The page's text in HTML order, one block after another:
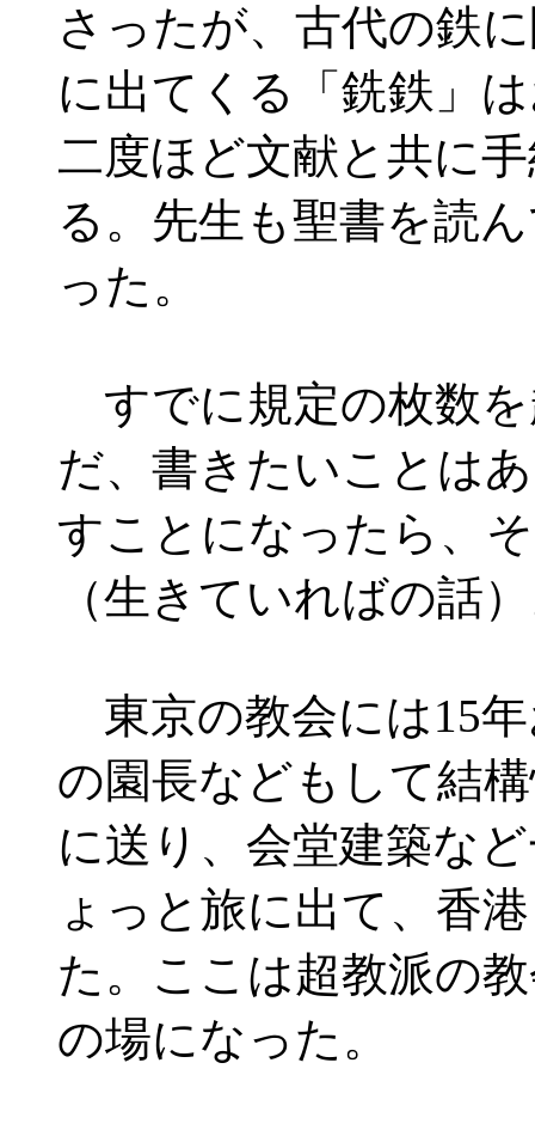
さったが、古代の鉄
に出てくる「銑鉄」
二度ほど文献と共に
る。先生も聖書を読
った。
すでに規定の枚数
だ、書きたいことは
すことになったら、
（生きていればの話
東京の教会には15
の園長などもして結
に送り、会堂建築な
ょっと旅に出て、香
た。ここは超教派の
の場になった。